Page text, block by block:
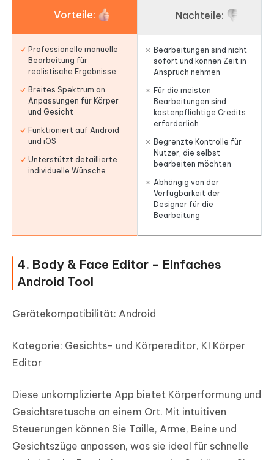
Vorteile:
Professionelle manuelle
Bearbeitung für
realistische Ergebnisse
Breites Spektrum an
Anpassungen für Körper
und Gesicht
Funktioniert auf Android
und iOS
Unterstützt detaillierte
individuelle Wünsche
Nachteile:
Bearbeitungen sind nicht
sofort und können Zeit in
Anspruch nehmen
Für die meisten
Bearbeitungen sind
kostenpflichtige Credits
erforderlich
Begrenzte Kontrolle für
Nutzer, die selbst
bearbeiten möchten
Abhängig von der
Verfügbarkeit der
Designer für die
Bearbeitung
4. Body & Face Editor – Einfaches
Android Tool
Gerätekompatibilität: Android
Kategorie: Gesichts- und Körpereditor, KI Körper
Editor
Diese unkomplizierte App bietet Körperformung und
Gesichtsretusche an einem Ort. Mit intuitiven
Steuerungen können Sie Taille, Arme, Beine und
Gesichtszüge anpassen, was sie ideal für schnelle